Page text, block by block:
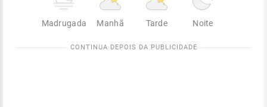
Madrugada Manhã Tarde Noite